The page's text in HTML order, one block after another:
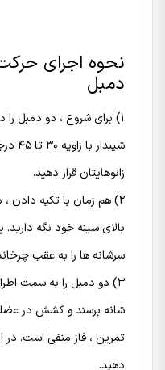
نحوه اجرای
دمبل
۱) برای شروع ، دو دمبل
زانوهایتان قرار دهید.
۲) هم زمان با تکیه دادن ،
بالای سینه خود نگه
سرشانه ها را به عقب
۳) دو دمبل را به سمت
شانه برسند و کشش در
تمرین ، فاز منفی است.
دهید.